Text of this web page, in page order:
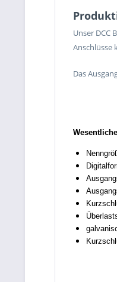
Unser DCC
Anschlüsse
Das